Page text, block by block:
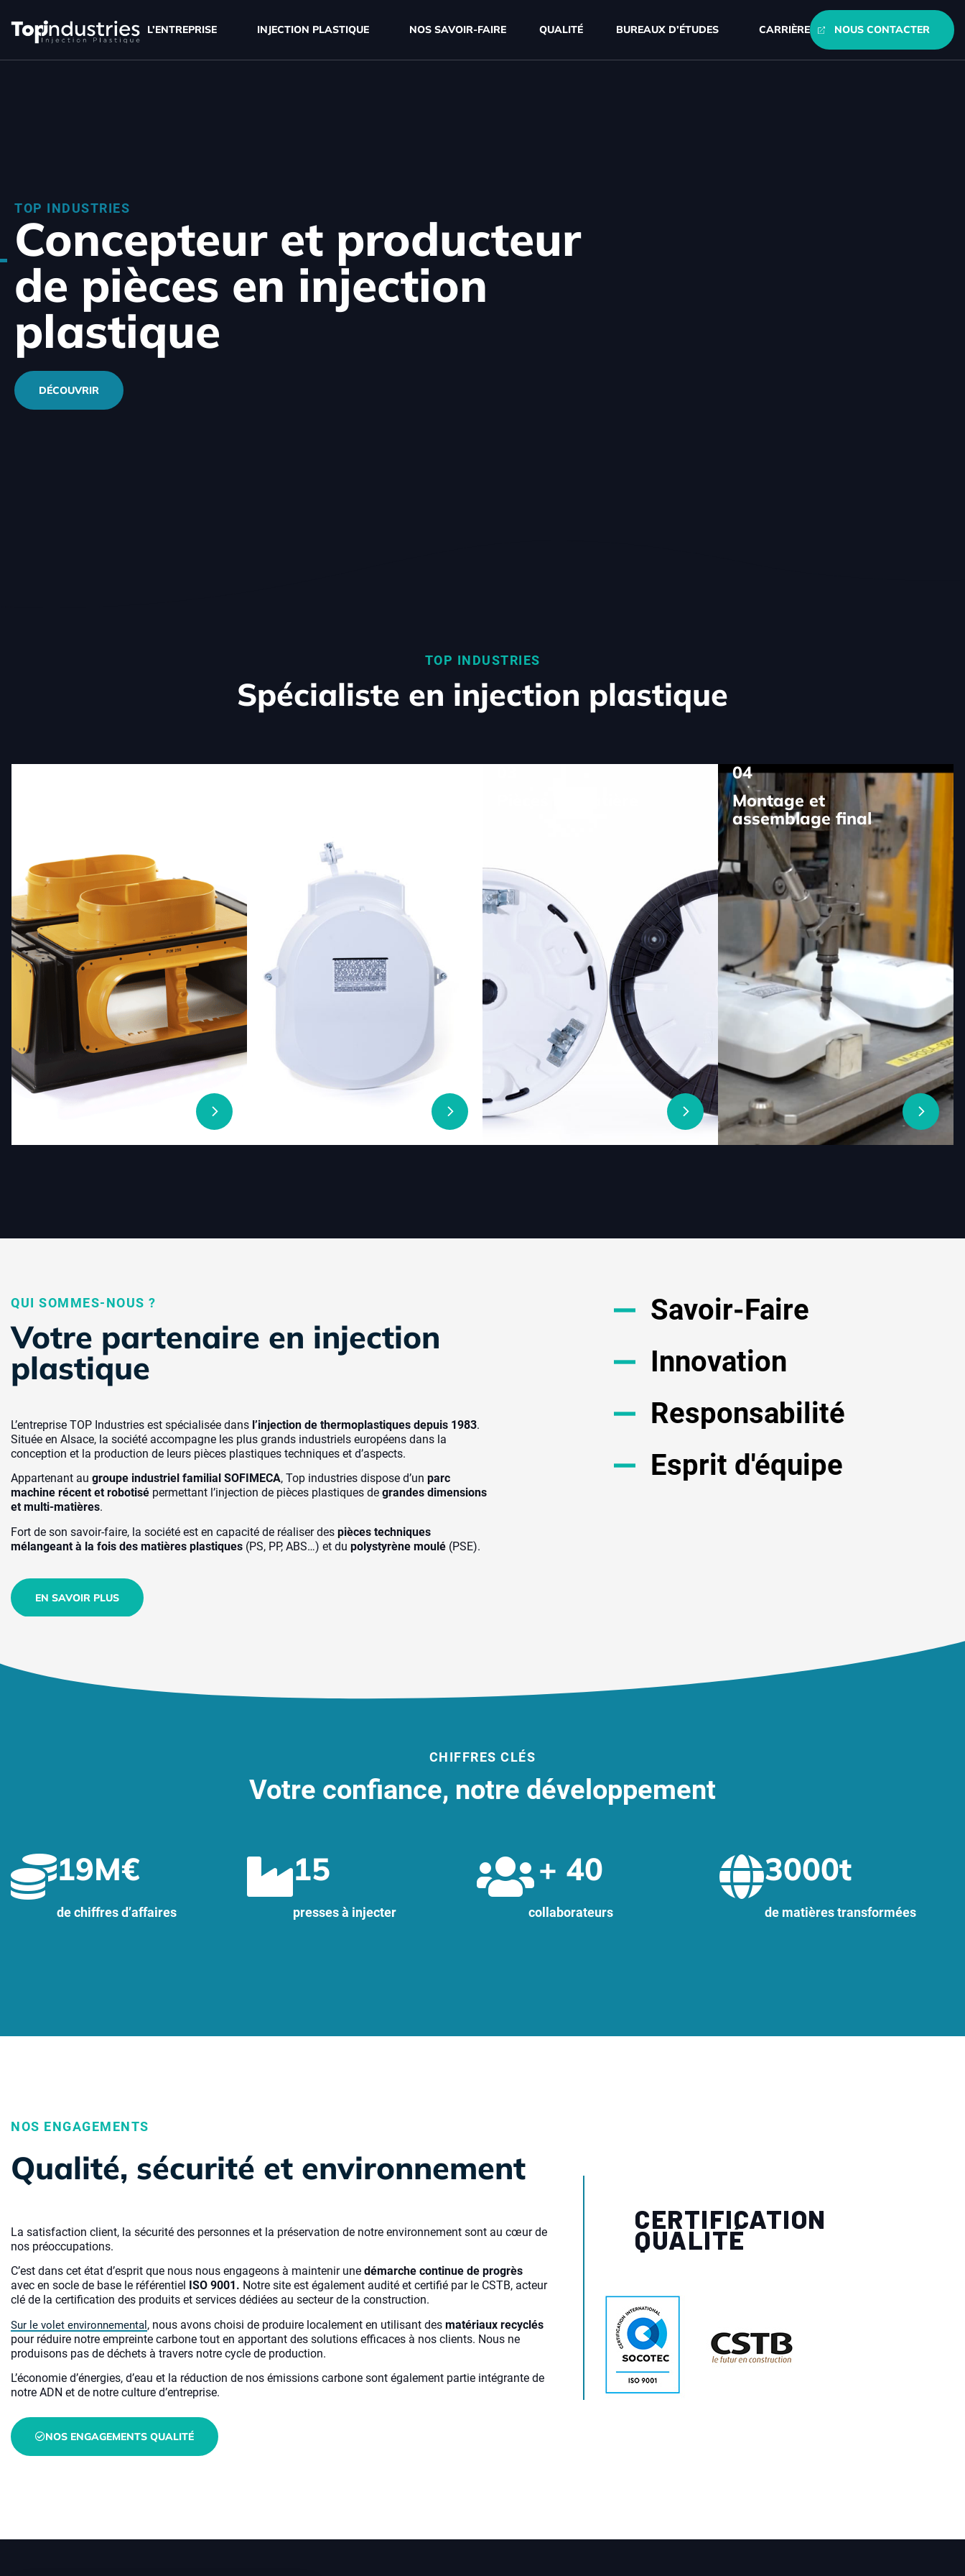
L’ENTREPRISE INJECTION PLASTIQUE NOS SAVOIR-FAIRE QUALITÉ BUREAUX D’ÉTUDES CARRIÈRE NOUS CONTACTER
TOP INDUSTRIES
Concepteur et producteur
de pièces en injection
plastique
DÉCOUVRIR
TOP INDUSTRIES
Spécialiste en injection plastique
04
Montage et
assemblage final
QUI SOMMES-NOUS ?
Votre partenaire en injection
plastique
L’entreprise TOP Industries est spécialisée dans l’injection de thermoplastiques depuis 1983.
Située en Alsace, la société accompagne les plus grands industriels européens dans la
conception et la production de leurs pièces plastiques techniques et d’aspects.
Appartenant au groupe industriel familial SOFIMECA, Top industries dispose d’un parc
machine récent et robotisé permettant l’injection de pièces plastiques de grandes dimensions
et multi-matières.
Fort de son savoir-faire, la société est en capacité de réaliser des pièces techniques
mélangeant à la fois des matières plastiques (PS, PP, ABS…) et du polystyrène moulé (PSE).
EN SAVOIR PLUS
Savoir-Faire
Innovation
Responsabilité
Esprit d'équipe
CHIFFRES CLÉS
Votre confiance, notre développement
de chiffres d’affaires
19M€
presses à injecter
15
collaborateurs
+ 40
de matières transformées
3000t
NOS ENGAGEMENTS
Qualité, sécurité et environnement
La satisfaction client, la sécurité des personnes et la préservation de notre environnement sont au cœur de
nos préoccupations.
C’est dans cet état d’esprit que nous nous engageons à maintenir une démarche continue de progrès
avec en socle de base le référentiel
ISO 9001. Notre site est également audité et certifié par le CSTB, acteur
clé de la certification des produits et services dédiées au secteur de la construction.
Sur le volet environnemental , nous avons choisi de produire localement en utilisant des matériaux recyclés
pour réduire notre empreinte carbone tout en apportant des solutions efficaces à nos clients. Nous ne
produisons pas de déchets à travers notre cycle de production.
L’économie d’énergies, d’eau et la réduction de nos émissions carbone sont également partie intégrante de
notre ADN et de notre culture d’entreprise.
NOS ENGAGEMENTS QUALITÉ
CERTIFICATION
QUALITÉ